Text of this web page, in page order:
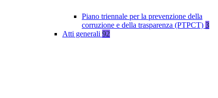
Piano triennale per la prevenzione della
corruzione e della trasparenza (PTPCT) 3
Atti generali 92